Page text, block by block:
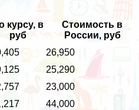
курсу, в
руб
Стоимость в
России, руб
26,950
25,290
23,000
44,000